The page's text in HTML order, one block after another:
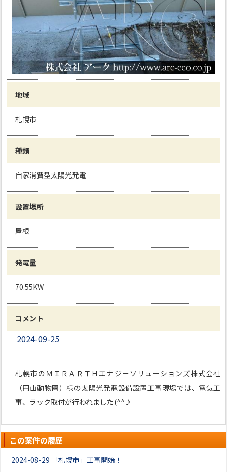
地域
札幌市
種類
自家消費型太陽光発電
設置場所
屋根
発電量
70.55KW
コメント
2024-09-25
札幌市のＭＩＲＡＲＴＨエナジーソリューションズ株式会社
（円山動物園）様の太陽光発電設備設置工事現場では、電気工
事、ラック取付が行われました(^^♪
この案件の履歴
2024-08-29 「札幌市」工事開始！